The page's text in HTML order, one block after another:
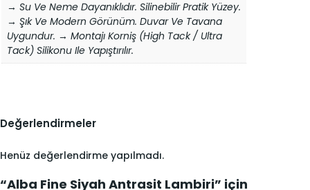
→ Su Ve Neme Dayanıklıdır. Silinebilir Pratik Yüzey.
→ Şık Ve Modern Görünüm. Duvar Ve Tavana
Uygundur. → Montajı Korniş (high Tack / Ultra
Tack) Silikonu Ile Yapıştırılır.
Değerlendirmeler
Henüz değerlendirme yapılmadı.
“Alba Fine Siyah Antrasit Lambiri” için